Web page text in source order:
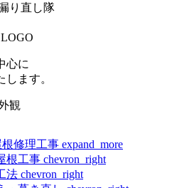
り直し隊
心に
ます。
修理工事 expand_more
根工事 chevron_right
法 chevron_right